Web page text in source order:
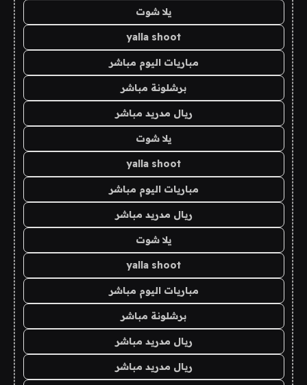
يلا شوت
yalla shoot
مباريات اليوم مباشر
برشلونة مباشر
ريال مدريد مباشر
يلا شوت
yalla shoot
مباريات اليوم مباشر
ريال مدريد مباشر
يلا شوت
yalla shoot
مباريات اليوم مباشر
برشلونة مباشر
ريال مدريد مباشر
ريال مدريد مباشر